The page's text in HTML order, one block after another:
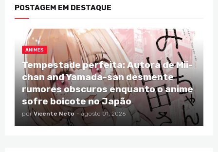
POSTAGEM EM DESTAQUE
ANIMES
Tempestade perfeita: Autora de Mii-
chan and Yamada-san desmente
rumores obscuros enquanto o anime
sofre boicote no Japão
por Vicente Neto - agosto 01, 2026